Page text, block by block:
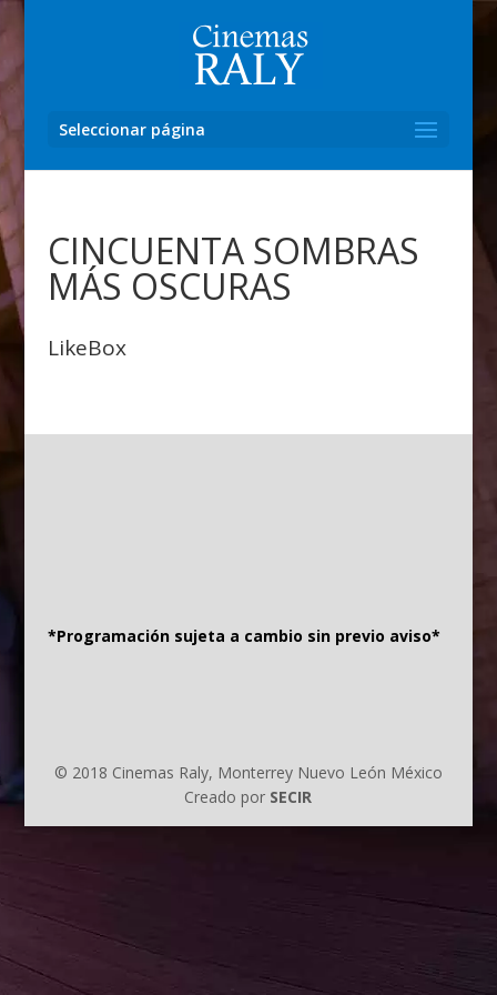
Seleccionar página
CINCUENTA SOMBRAS
MÁS OSCURAS
LikeBox
*Programación sujeta a cambio sin previo aviso*
© 2018 Cinemas Raly, Monterrey Nuevo León México
Creado por SECIR